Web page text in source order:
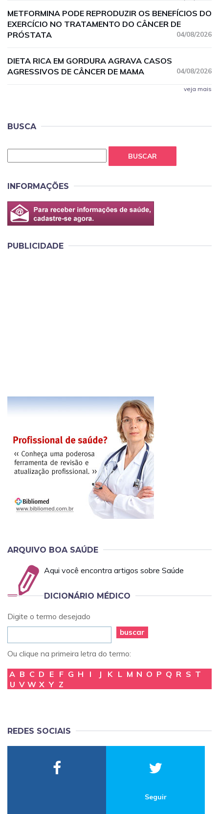
METFORMINA PODE REPRODUZIR OS BENEFÍCIOS DO
EXERCÍCIO NO TRATAMENTO DO CÂNCER DE
PRÓSTATA
04/08/2026
DIETA RICA EM GORDURA AGRAVA CASOS
AGRESSIVOS DE CÂNCER DE MAMA
04/08/2026
veja mais
BUSCA
BUSCAR
INFORMAÇÕES
PUBLICIDADE
ARQUIVO BOA SAÚDE
Aqui você encontra artigos sobre Saúde
DICIONÁRIO MÉDICO
Digite o termo desejado
buscar
Ou clique na primeira letra do termo:
A B C D E F G H I J K L M N O P Q R S T
U V W X Y Z
REDES SOCIAIS
Seguir